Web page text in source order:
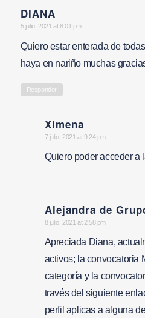
DIANA
says:
5 julio, 2021 at 8:01 pm
Quiero estar enterada de
haya en nariño muchas
Responder
Ximena
says:
7 julio, 2021 at 9:24 pm
Quiero poder acceder
Alejandra de
says:
8 julio, 2021 at 2:58 pm
Apreciada Diana,
activos; la convocatoria
categoría y la
través del siguiente
perfil aplicas a alguna